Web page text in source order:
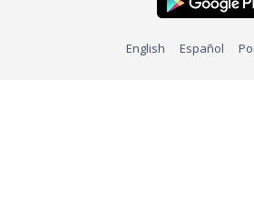
English Español